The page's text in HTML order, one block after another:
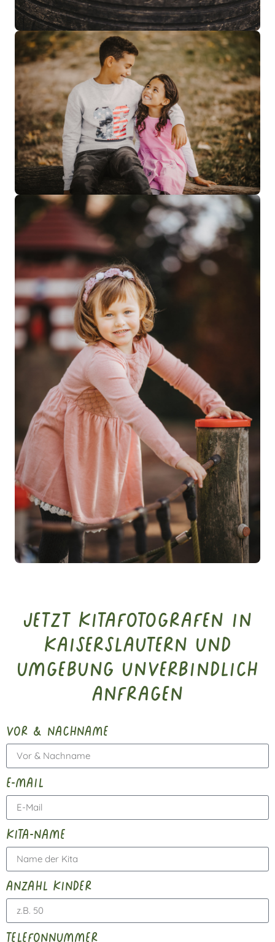
Jetzt Kitafotografen in
Kaiserslautern und
Umgebung unverbindlich
anfragen
vor & nachname
e-mail
kita-name
anzahl kinder
telefonnummer